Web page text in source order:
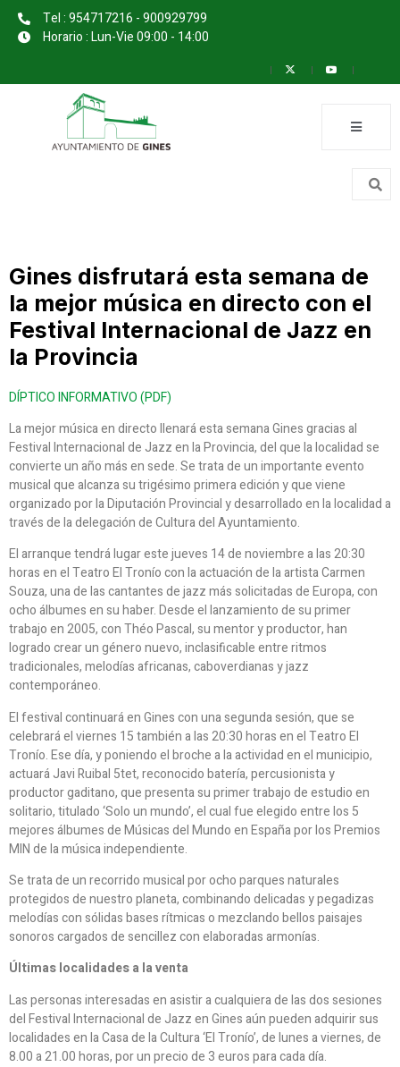
Tel : 954717216 - 900929799
Horario : Lun-Vie 09:00 - 14:00
Gines disfrutará esta semana de
la mejor música en directo con el
Festival Internacional de Jazz en
la Provincia
DÍPTICO INFORMATIVO (PDF)
La mejor música en directo llenará esta semana Gines gracias al
Festival Internacional de Jazz en la Provincia, del que la localidad se
convierte un año más en sede. Se trata de un importante evento
musical que alcanza su trigésimo primera edición y que viene
organizado por la Diputación Provincial y desarrollado en la localidad a
través de la delegación de Cultura del Ayuntamiento.
El arranque tendrá lugar este jueves 14 de noviembre a las 20:30
horas en el Teatro El Tronío con la actuación de la artista Carmen
Souza, una de las cantantes de jazz más solicitadas de Europa, con
ocho álbumes en su haber. Desde el lanzamiento de su primer
trabajo en 2005, con Théo Pascal, su mentor y productor, han
logrado crear un género nuevo, inclasificable entre ritmos
tradicionales, melodías africanas, caboverdianas y jazz
contemporáneo.
El festival continuará en Gines con una segunda sesión, que se
celebrará el viernes 15 también a las 20:30 horas en el Teatro El
Tronío. Ese día, y poniendo el broche a la actividad en el municipio,
actuará Javi Ruibal 5tet, reconocido batería, percusionista y
productor gaditano, que presenta su primer trabajo de estudio en
solitario, titulado ‘Solo un mundo’, el cual fue elegido entre los 5
mejores álbumes de Músicas del Mundo en España por los Premios
MIN de la música independiente.
Se trata de un recorrido musical por ocho parques naturales
protegidos de nuestro planeta, combinando delicadas y pegadizas
melodías con sólidas bases rítmicas o mezclando bellos paisajes
sonoros cargados de sencillez con elaboradas armonías.
Últimas localidades a la venta
Las personas interesadas en asistir a cualquiera de las dos sesiones
del Festival Internacional de Jazz en Gines aún pueden adquirir sus
localidades en la Casa de la Cultura ‘El Tronío’, de lunes a viernes, de
8.00 a 21.00 horas, por un precio de 3 euros para cada día.